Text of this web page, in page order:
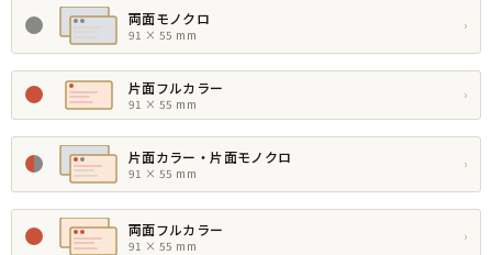
両面モノクロ
91 × 55 mm
›
片面フルカラー
91 × 55 mm
›
片面カラー・片面モノクロ
91 × 55 mm
›
両面フルカラー
91 × 55 mm
›